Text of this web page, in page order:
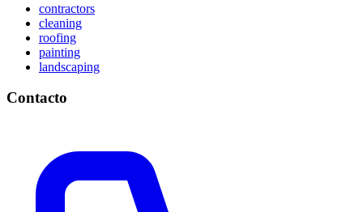
contractors
cleaning
roofing
painting
landscaping
Contacto